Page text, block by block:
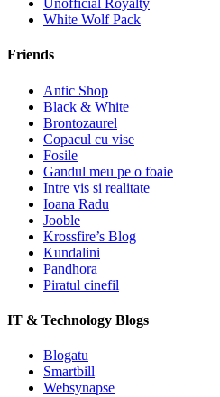
Unofficial Royalty
White Wolf Pack
Friends
Antic Shop
Black & White
Brontozaurel
Copacul cu vise
Fosile
Gandul meu pe o foaie
Intre vis si realitate
Ioana Radu
Jooble
Krossfire’s Blog
Kundalini
Pandhora
Piratul cinefil
IT & Technology Blogs
Blogatu
Smartbill
Websynapse